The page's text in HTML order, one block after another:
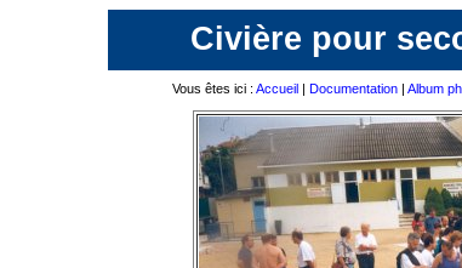
Civière pour
Vous êtes ici : Accueil | Documentation | Album